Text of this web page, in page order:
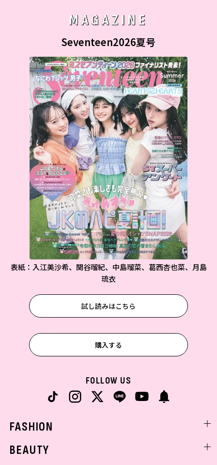
MAGAZINE
Seventeen2026夏号
表紙：入江美沙希、関谷瑠紀、中島瑠菜、葛西杏也菜、月島
琉衣
試し読みはこちら
購入する
FOLLOW US
FASHION
BEAUTY